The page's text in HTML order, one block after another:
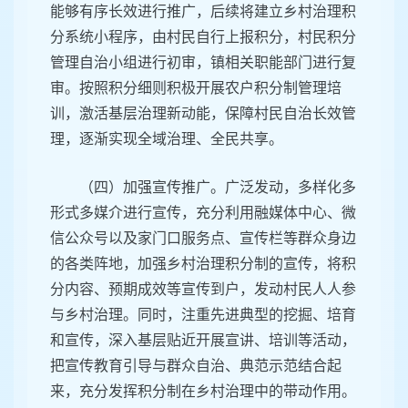
能够有序长效进行推广，后续将建立乡村治理积
分系统小程序，由村民自行上报积分，村民积分
管理自治小组进行初审，镇相关职能部门进行复
审。按照积分细则积极开展农户积分制管理培
训，激活基层治理新动能，保障村民自治长效管
理，逐渐实现全域治理、全民共享。
（四）加强宣传推广。广泛发动，多样化多
形式多媒介进行宣传，充分利用融媒体中心、微
信公众号以及家门口服务点、宣传栏等群众身边
的各类阵地，加强乡村治理积分制的宣传，将积
分内容、预期成效等宣传到户，发动村民人人参
与乡村治理。同时，注重先进典型的挖掘、培育
和宣传，深入基层贴近开展宣讲、培训等活动，
把宣传教育引导与群众自治、典范示范结合起
来，充分发挥积分制在乡村治理中的带动作用。